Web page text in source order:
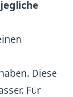
Diese
Für